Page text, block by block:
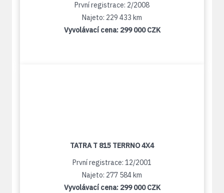
První registrace: 2/2008
Najeto: 229 433 km
Vyvolávací cena: 299 000 CZK
TATRA T 815 TERRNO 4X4
První registrace: 12/2001
Najeto: 277 584 km
Vyvolávací cena: 299 000 CZK